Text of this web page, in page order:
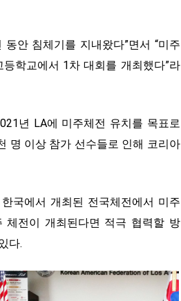
안 침체기를 지내왔다”면서 “미주
학교에서 1차 대회를 개최했다”라
년 LA에 미주체전 유치를 목표로
명 이상 참가 선수들로 인해 코리아
국에서 개최된 전국체전에서 미주
체전이 개최된다면 적극 협력할 방
다.